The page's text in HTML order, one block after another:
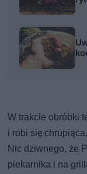
W trakcie obróbki
i robi się
Nic dziwnego, że
piekarnika i na